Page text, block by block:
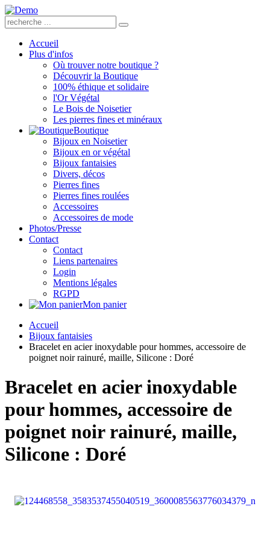
Accueil
Plus d'infos
Où trouver notre boutique ?
Découvrir la Boutique
100% éthique et solidaire
l'Or Végétal
Le Bois de Noisetier
Les pierres fines et minéraux
Boutique
Bijoux en Noisetier
Bijoux en or végétal
Bijoux fantaisies
Divers, décos
Pierres fines
Pierres fines roulées
Accessoires
Accessoires de mode
Photos/Presse
Contact
Contact
Liens partenaires
Login
Mentions légales
RGPD
Mon panier
Accueil
Bijoux fantaisies
Bracelet en acier inoxydable pour hommes, accessoire de
poignet noir rainuré, maille, Silicone : Doré
Bracelet en acier inoxydable
pour hommes, accessoire de
poignet noir rainuré, maille,
Silicone : Doré